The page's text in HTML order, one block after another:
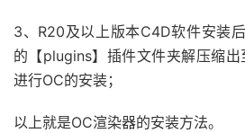
3、R20及以上版本C4D软件安装
的【plugins】插件文件夹解压缩
进行OC的安装；
以上就是OC渲染器的安装方法。